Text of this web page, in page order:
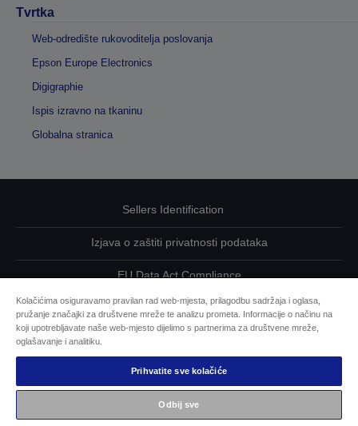
Tvrtka
Web-odredište rukovoditelja poslovanja
Epson Europe Electronics
Digigraphie
Ispis izravno na tkaninu
Globalna stranica
Sellers Identification
Izjava o zaštiti privatnosti podataka
EU Data Act Compliance
Kontaktirajte nas u vezi svojih podataka
Epsonova predanost pristupačnosti
Autorska prava © 2026 Seiko Epson
Kolačićima osiguravamo pravilan rad web-mjesta, prilagodbu sadržaja i oglasa,
pružanje značajki za društvene mreže te analizu prometa. Informacije o načinu na
koji upotrebljavate naše web-mjesto dijelimo s partnerima za društvene mreže,
oglašavanje i analitiku.
Prihvatite sve kolačiće
Odbij sve